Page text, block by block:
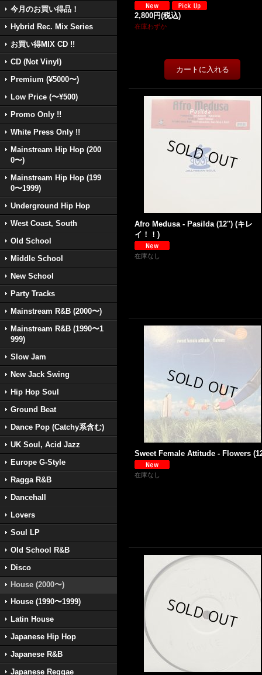
今月のお買い得品！
Hybrid Rec. Mix Series
お買い得MIX CD !!
CD (Not Vinyl)
Premium (¥5000〜)
Low Price (〜¥500)
Promo Only !!
White Press Only !!
Mainstream Hip Hop (200
0〜)
Mainstream Hip Hop (199
0〜1999)
Underground Hip Hop
West Coast, South
Old School
Middle School
New School
Party Tracks
Mainstream R&B (2000〜)
Mainstream R&B (1990〜1
999)
Slow Jam
New Jack Swing
Hip Hop Soul
Ground Beat
Dance Pop (Catchy系含む)
UK Soul, Acid Jazz
Europe G-Style
Ragga R&B
Dancehall
Lovers
Soul LP
Old School R&B
Disco
House (2000〜)
House (1990〜1999)
Latin House
Japanese Hip Hop
Japanese R&B
Japanese Reggae
2,800円(税込)
在庫わずか
Afro Medusa - Pasilda (12'') (キレ
イ！！)
在庫なし
Sweet Female Attitude - Flowers
在庫なし